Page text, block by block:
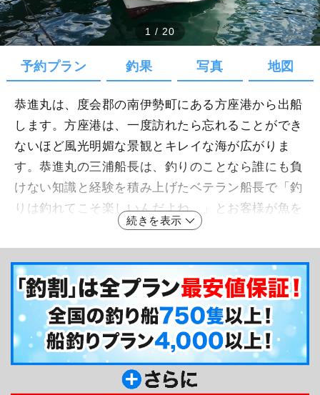
1 / 20
予約プラン 釣果 写真 地図
恭進丸は、度会郡の南伊勢町にある方座港から出船
します。方座港は、一度訪れたら忘れることができ
ないほど風光明媚な景観とキレイな海が広がりま
す。恭進丸の三浦船長は、釣りのことなら誰にも負
けない知識と経験を積み上げたベテラン船長で「釣
りは釣れてこそ楽しいんだよね。」とお客様が魚を
釣り上げるまで努力を惜しみません。そんな三浦船
長は、とても穏やかな性格の持ち主で、話し口調も
おっとりしているので沖釣りに慣れない方にも緊張
することなく楽しんでいただけます。
釣り船からのメッセージ
皆様は海に向かう時どんな夢を見ながら出発する
のでしょうか？お客様には気持ちの良い釣行と楽し
い思い出を創っていただけるよう真心と目一杯の愛
続きを表示